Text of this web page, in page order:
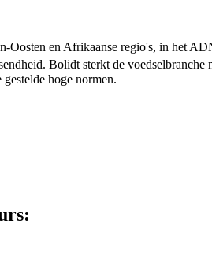
en Afrikaanse regio's, in het
Bolidt sterkt de voedselbranche
hoge normen.